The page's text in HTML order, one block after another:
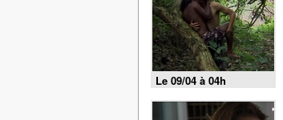
Le 09/04 à 04h